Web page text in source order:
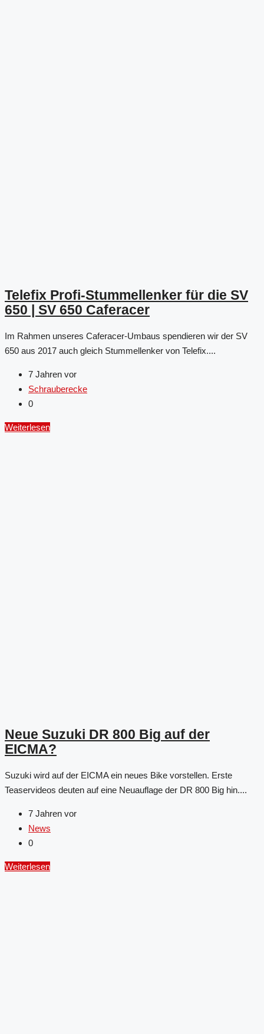
Telefix Profi-Stummellenker für die SV
650 | SV 650 Caferacer
Im Rahmen unseres Caferacer-Umbaus spendieren wir der SV
650 aus 2017 auch gleich Stummellenker von Telefix....
7 Jahren vor
Schrauberecke
0
Weiterlesen
Neue Suzuki DR 800 Big auf der
EICMA?
Suzuki wird auf der EICMA ein neues Bike vorstellen. Erste
Teaservideos deuten auf eine Neuauflage der DR 800 Big hin....
7 Jahren vor
News
0
Weiterlesen